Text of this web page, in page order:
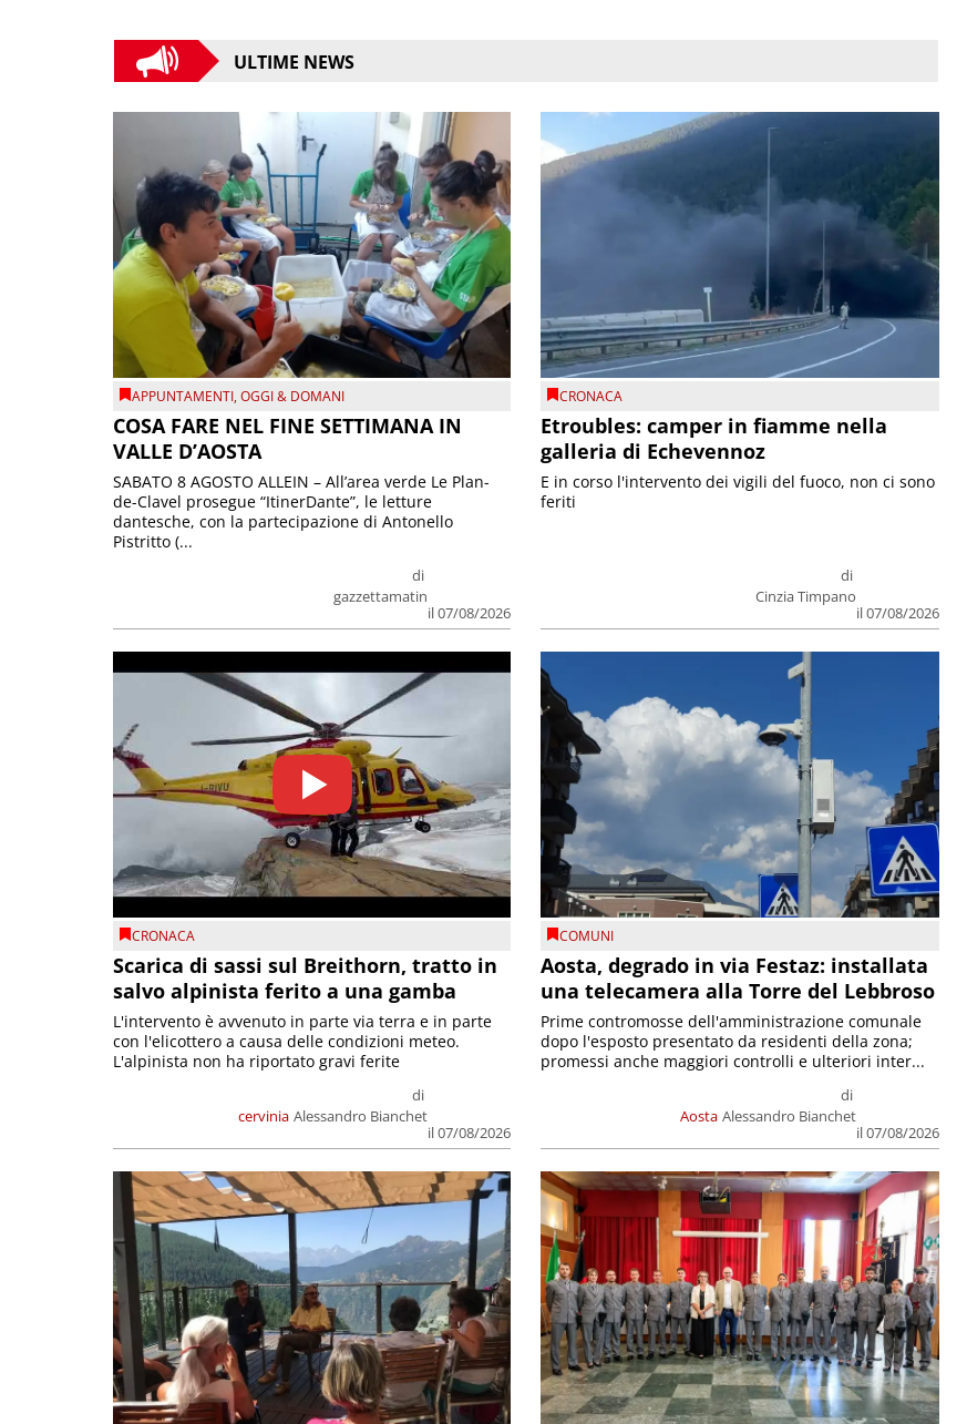
ULTIME NEWS
APPUNTAMENTI,OGGI & DOMANI
COSA FARE NEL FINE SETTIMANA IN
VALLE D’AOSTA
di
gazzettamatin
il 07/08/2026
SABATO 8 AGOSTO ALLEIN – All’area verde Le Plan-
de-Clavel prosegue “ItinerDante”, le letture
dantesche, con la partecipazione di Antonello
Pistritto (...
CRONACA
Etroubles: camper in fiamme nella
galleria di Echevennoz
di
Cinzia Timpano
il 07/08/2026
E in corso l'intervento dei vigili del fuoco, non ci sono
feriti
CRONACA
Scarica di sassi sul Breithorn, tratto in
salvo alpinista ferito a una gamba
cervinia
di
Alessandro Bianchet
il 07/08/2026
L'intervento è avvenuto in parte via terra e in parte
con l'elicottero a causa delle condizioni meteo.
L'alpinista non ha riportato gravi ferite
COMUNI
Aosta, degrado in via Festaz: installata
una telecamera alla Torre del Lebbroso
Aosta
di
Alessandro Bianchet
il 07/08/2026
Prime contromosse dell'amministrazione comunale
dopo l'esposto presentato da residenti della zona;
promessi anche maggiori controlli e ulteriori inter...